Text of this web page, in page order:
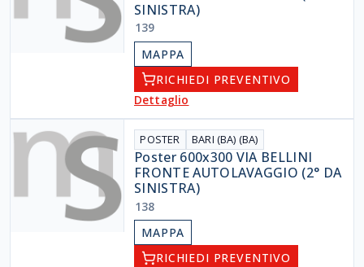
SINISTRA)
139
MAPPA
RICHIEDI PREVENTIVO
Dettaglio
POSTER BARI (BA) (BA)
Poster 600x300 VIA BELLINI
FRONTE AUTOLAVAGGIO (2° DA
SINISTRA)
138
MAPPA
RICHIEDI PREVENTIVO